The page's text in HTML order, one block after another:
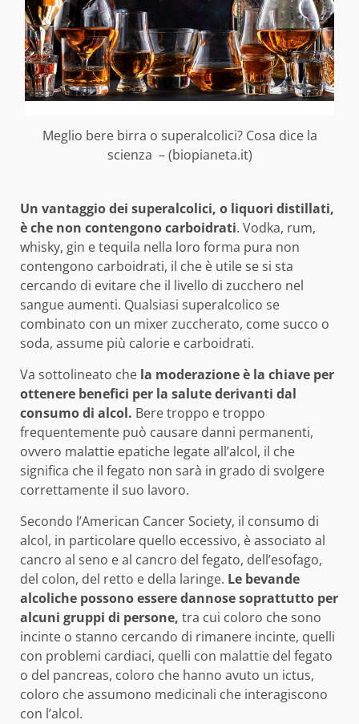
Meglio bere birra o superalcolici? Cosa dice la
scienza – (biopianeta.it)
Un vantaggio dei superalcolici, o liquori distillati,
è che non contengono carboidrati. Vodka, rum,
whisky, gin e tequila nella loro forma pura non
contengono carboidrati, il che è utile se si sta
cercando di evitare che il livello di zucchero nel
sangue aumenti. Qualsiasi superalcolico se
combinato con un mixer zuccherato, come succo o
soda, assume più calorie e carboidrati.
Va sottolineato che la moderazione è la chiave per
ottenere benefici per la salute derivanti dal
consumo di alcol. Bere troppo e troppo
frequentemente può causare danni permanenti,
ovvero malattie epatiche legate all’alcol, il che
significa che il fegato non sarà in grado di svolgere
correttamente il suo lavoro.
Secondo l’American Cancer Society, il consumo di
alcol, in particolare quello eccessivo, è associato al
cancro al seno e al cancro del fegato, dell’esofago,
del colon, del retto e della laringe. Le bevande
alcoliche possono essere dannose soprattutto per
alcuni gruppi di persone, tra cui coloro che sono
incinte o stanno cercando di rimanere incinte, quelli
con problemi cardiaci, quelli con malattie del fegato
o del pancreas, coloro che hanno avuto un ictus,
coloro che assumono medicinali che interagiscono
con l’alcol.